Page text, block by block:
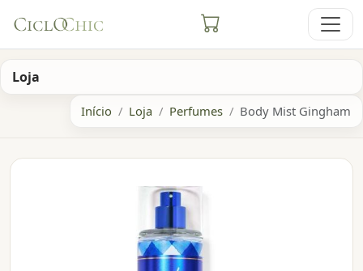
Loja
Início Loja Perfumes Body Mist Gingham